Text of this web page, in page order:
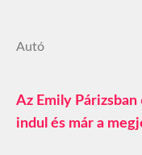
Autó
Az Emily
indul és már a